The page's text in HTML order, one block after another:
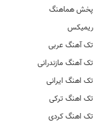
پخش هماهنگ
ریمیکس
تک آهنگ عربی
تک آهنگ مازندرانی
تک اهنگ ایرانی
تک اهنگ ترکی
تک اهنگ کردی